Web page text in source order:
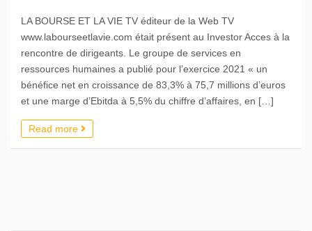
LA BOURSE ET LA VIE TV éditeur de la Web TV
www.labourseetlavie.com était présent au Investor Acces à la
rencontre de dirigeants. Le groupe de services en
ressources humaines a publié pour l’exercice 2021 « un
bénéfice net en croissance de 83,3% à 75,7 millions d’euros
et une marge d’Ebitda à 5,5% du chiffre d’affaires, en […]
Read more